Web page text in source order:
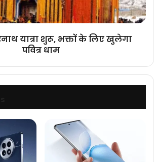
यात्रा शुरू, भक्तों के लिए खुलेगा
पवित्र धाम